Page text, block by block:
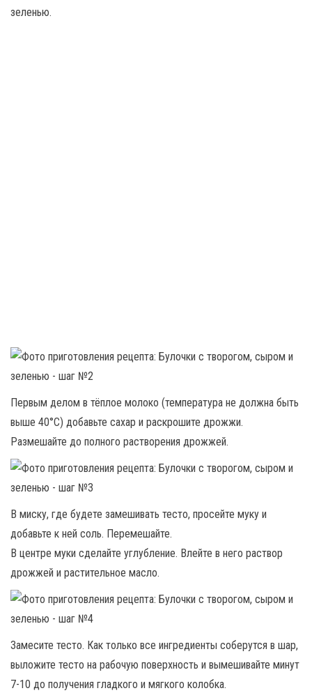
зеленью.
Первым делом в тёплое молоко (температура не должна быть
выше 40°С) добавьте сахар и раскрошите дрожжи.
Размешайте до полного растворения дрожжей.
В миску, где будете замешивать тесто, просейте муку и
добавьте к ней соль. Перемешайте.
В центре муки сделайте углубление. Влейте в него раствор
дрожжей и растительное масло.
Замесите тесто. Как только все ингредиенты соберутся в шар,
выложите тесто на рабочую поверхность и вымешивайте минут
7-10 до получения гладкого и мягкого колобка.